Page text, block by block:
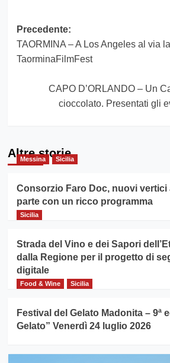
Navigazione
articolo
Precedente:
TAORMINA – A Los Angeles al via
TaorminaFilmFest
CAPO D’ORLANDO – Un
cioccolato. Presentati gli
Altre storie
Messina Sicilia
Consorzio Faro Doc, nuovi vertici
parte con un ricco programma
Sicilia
Strada del Vino e dei Sapori
dalla Regione per il progetto di
digitale
Food & Wine Sicilia
Festival del Gelato Madonita – 9ª
Gelato” Venerdì 24 luglio 2026